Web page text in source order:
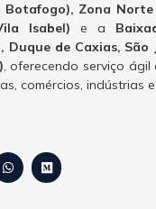
Botafogo), Zona Norte
Isabel) e a
Duque de Caxias, São
, oferecendo serviço ágil
comércios, indústrias